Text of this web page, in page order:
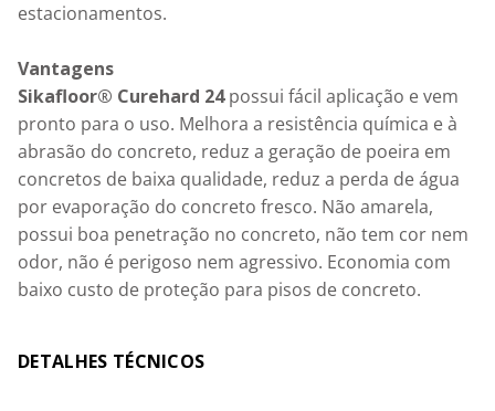
estacionamentos.
Vantagens
Sikafloor® Curehard 24 possui fácil aplicação e vem
pronto para o uso. Melhora a resistência química e à
abrasão do concreto, reduz a geração de poeira em
concretos de baixa qualidade, reduz a perda de água
por evaporação do concreto fresco. Não amarela,
possui boa penetração no concreto, não tem cor nem
odor, não é perigoso nem agressivo. Economia com
baixo custo de proteção para pisos de concreto.
ESPECIFICAÇÕES TÉCNICAS